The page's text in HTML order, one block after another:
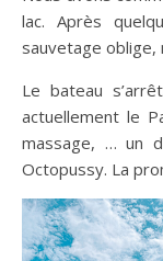
lac. Après
sauvetage oblige,
Le bateau
actuellement le
massage, … un
Octopussy. La